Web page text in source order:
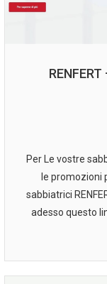
Per Le vostre
le promozioni
sabbiatrici
adesso questo